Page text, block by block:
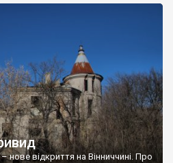
нове відкриття на Вінниччині. Про